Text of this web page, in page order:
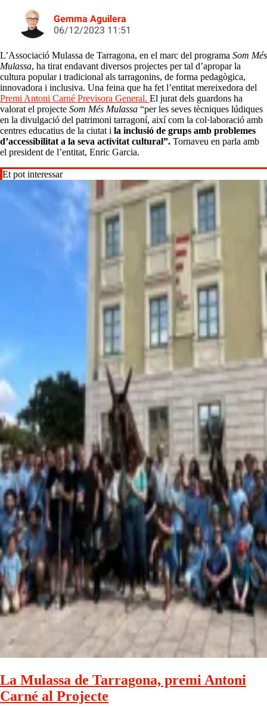
Gemma Aguilera
06/12/2023 11:51
L’Associació Mulassa de Tarragona, en el marc del programa Som Més
Mulassa, ha tirat endavant diversos projectes per tal d’apropar la
cultura popular i tradicional als tarragonins, de forma pedagògica,
innovadora i inclusiva. Una feina que ha fet l’entitat mereixedora del
Premi Antoni Carné Previsora General. El jurat dels guardons ha
valorat el projecte Som Més Mulassa “per les seves tècniques lúdiques
en la divulgació del patrimoni tarragoní, així com la col·laboració amb
centres educatius de la ciutat i la inclusió de grups amb problemes
d’accessibilitat a la seva activitat cultural”. Tornaveu en parla amb
el president de l’entitat, Enric Garcia.
Et pot interessar
La Mulassa de Tarragona, premi Antoni
Carné al Projecte